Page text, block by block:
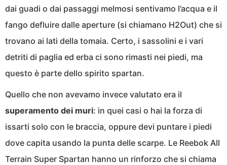
dai guadi o dai passaggi melmosi sentivamo l’acqua e il
fango defluire dalle aperture (si chiamano H2Out) che si
trovano ai lati della tomaia. Certo, i sassolini e i vari
detriti di paglia ed erba ci sono rimasti nei piedi, ma
questo è parte dello spirito spartan.
Quello che non avevamo invece valutato era il
superamento dei muri: in quei casi o hai la forza di
issarti solo con le braccia, oppure devi puntare i piedi
dove capita usando la punta delle scarpe. Le Reebok All
Terrain Super Spartan hanno un rinforzo che si chiama